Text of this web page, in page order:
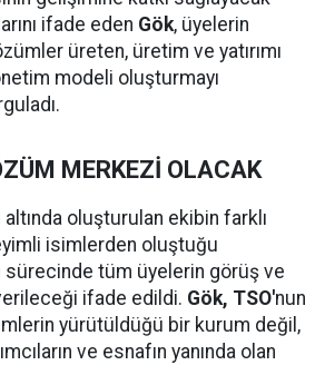
ifade eden Gök, üyelerin
üreten, üretim ve yatırımı
modeli oluşturmayı
MERKEZİ OLACAK
altında oluşturulan ekibin farklı
isimlerden oluştuğu
tüm üyelerin görüş ve
ifade edildi. Gök, TSO'nun
yürütüldüğü bir kurum değil,
ve esnafın yanında olan